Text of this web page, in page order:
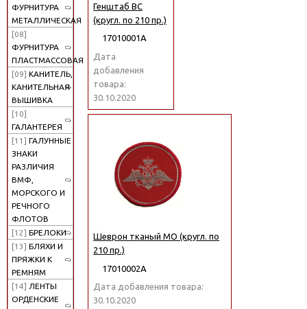
ФУРНИТУРА
МЕТАЛЛИЧЕСКАЯ
[08]
ФУРНИТУРА
ПЛАСТМАССОВАЯ
[09] КАНИТЕЛЬ,
КАНИТЕЛЬНАЯ
ВЫШИВКА
[10]
ГАЛАНТЕРЕЯ
[11] ГАЛУННЫЕ
ЗНАКИ
РАЗЛИЧИЯ
ВМФ,
МОРСКОГО И
РЕЧНОГО
ФЛОТОВ
[12] БРЕЛОКИ
[13] БЛЯХИ И
ПРЯЖКИ К
РЕМНЯМ
[14] ЛЕНТЫ
ОРДЕНСКИЕ
Генштаб ВС
(кругл. по 210 пр.)
17010001А
Дата
добавления
товара:
30.10.2020
Шеврон тканый МО (кругл. по
210 пр.)
17010002А
Дата добавления товара:
30.10.2020